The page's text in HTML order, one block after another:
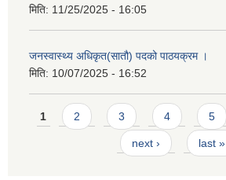
मिति: 11/25/2025 - 16:05
जनस्वास्थ्य अधिकृत(सातौ) पदको पाठयक्रम ।
मिति: 10/07/2025 - 16:52
Pages
1 2 3 4 5
next › last »